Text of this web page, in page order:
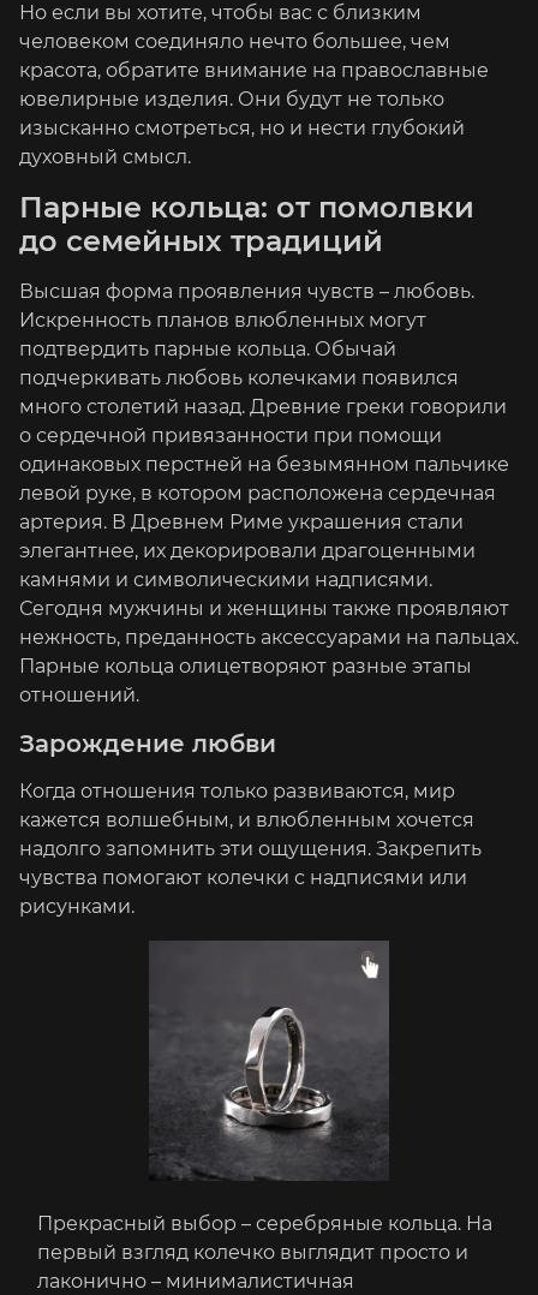
Но если вы хотите, чтобы вас с близким
человеком соединяло нечто большее, чем
красота, обратите внимание на православные
ювелирные изделия. Они будут не только
изысканно смотреться, но и нести глубокий
духовный смысл.
Парные кольца: от помолвки
до семейных традиций
Высшая форма проявления чувств – любовь.
Искренность планов влюбленных могут
подтвердить парные кольца. Обычай
подчеркивать любовь колечками появился
много столетий назад. Древние греки говорили
о сердечной привязанности при помощи
одинаковых перстней на безымянном пальчике
левой руке, в котором расположена сердечная
артерия. В Древнем Риме украшения стали
элегантнее, их декорировали драгоценными
камнями и символическими надписями.
Сегодня мужчины и женщины также проявляют
нежность, преданность аксессуарами на пальцах.
Парные кольца олицетворяют разные этапы
отношений.
Зарождение любви
Когда отношения только развиваются, мир
кажется волшебным, и влюбленным хочется
надолго запомнить эти ощущения. Закрепить
чувства помогают колечки с надписями или
рисунками.
Прекрасный выбор – серебряные кольца. На
первый взгляд колечко выглядит просто и
лаконично – минималистичная